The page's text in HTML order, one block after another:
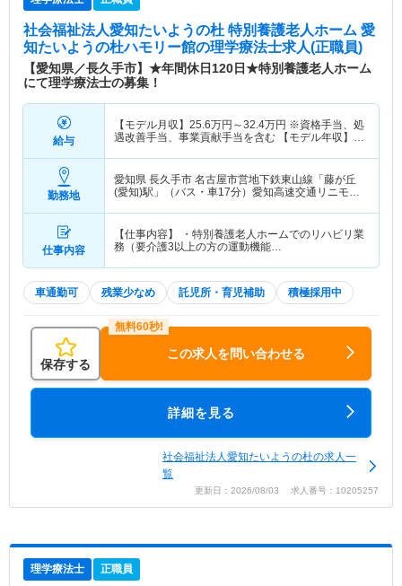
社会福祉法人愛知たいようの杜 特別養護老人ホーム 愛
知たいようの杜ハモリー館の理学療法士求人(正職員)
【愛知県／長久手市】★年間休日120日★特別養護老人ホーム
にて理学療法士の募集！
給与
【モデル月収】 25.6万円～32.4万円 ※資格手当、処
遇改善手当、事業貢献手当を含む 【モデル年収】
勤務地
愛知県 長久手市 名古屋市営地下鉄東山線「藤が丘
(愛知)駅」（バス・車17分）愛知高速交通リニモ
仕事内容
【仕事内容】 ・特別養護老人ホームでのリハビリ業
務（要介護3以上の方の運動機能…
車通勤可 残業少なめ 託児所・育児補助 積極採用中
保存する
この求人を問い合わせる
詳細を見る
社会福祉法人愛知たいようの杜の求人一
覧
更新日：2026/08/03 求人番号：10205257
理学療法士 正職員